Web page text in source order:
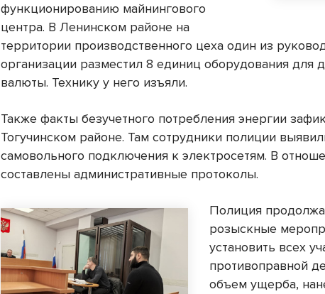
функционированию майнингового
центра. В Ленинском районе на
территории производственного цеха один из
организации разместил 8 единиц оборудования для
валюты. Технику у него изъяли.
Также факты безучетного потребления энергии
Тогучинском районе. Там сотрудники полиции
самовольного подключения к электросетям. В
составлены административные протоколы.
Полиция
розыскные
установить всех
противоправной
объем ущерба,